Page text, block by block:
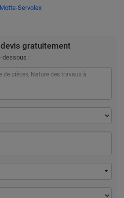
Servolex
gratuitement
dessous :